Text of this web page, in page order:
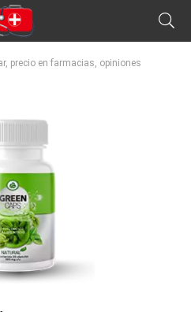
precio en farmacias, opiniones